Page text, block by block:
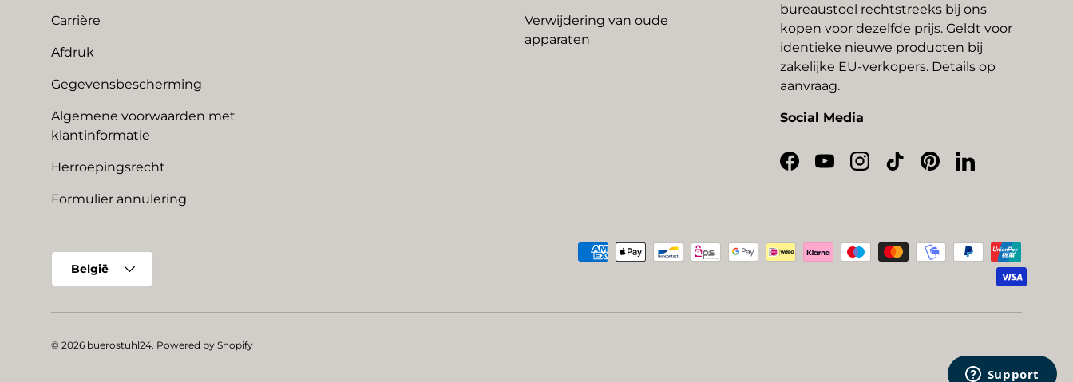
Carrière
Afdruk
Gegevensbescherming
Algemene voorwaarden met
klantinformatie
Herroepingsrecht
Formulier annulering
Verwijdering van oude
apparaten
bureaustoel rechtstreeks bij ons
kopen voor dezelfde prijs. Geldt voor
identieke nieuwe producten bij
zakelijke EU-verkopers. Details op
aanvraag.
Social Media
Facebook
YouTubeInstagram
TikTokPinterestLinkedIn
Geaccepteerde betaalmethoden
België
© 2026 buerostuhl24. Powered by Shopify